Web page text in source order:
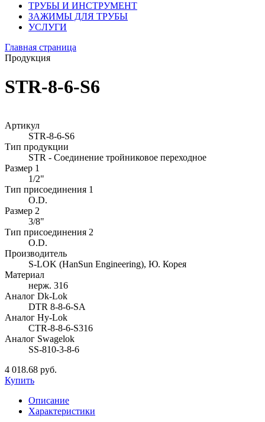
ТРУБЫ И ИНСТРУМЕНТ
ЗАЖИМЫ ДЛЯ ТРУБЫ
УСЛУГИ
Главная страница
Продукция
STR-8-6-S6
Артикул
STR-8-6-S6
Тип продукции
STR - Соединение тройниковое переходное
Размер 1
1/2"
Тип присоединения 1
O.D.
Размер 2
3/8"
Тип присоединения 2
O.D.
Производитель
S-LOK (HanSun Engineering), Ю. Корея
Материал
нерж. 316
Аналог Dk-Lok
DTR 8-8-6-SA
Аналог Hy-Lok
CTR-8-8-6-S316
Аналог Swagelok
SS-810-3-8-6
4 018.68 руб.
Купить
Описание
Характеристики